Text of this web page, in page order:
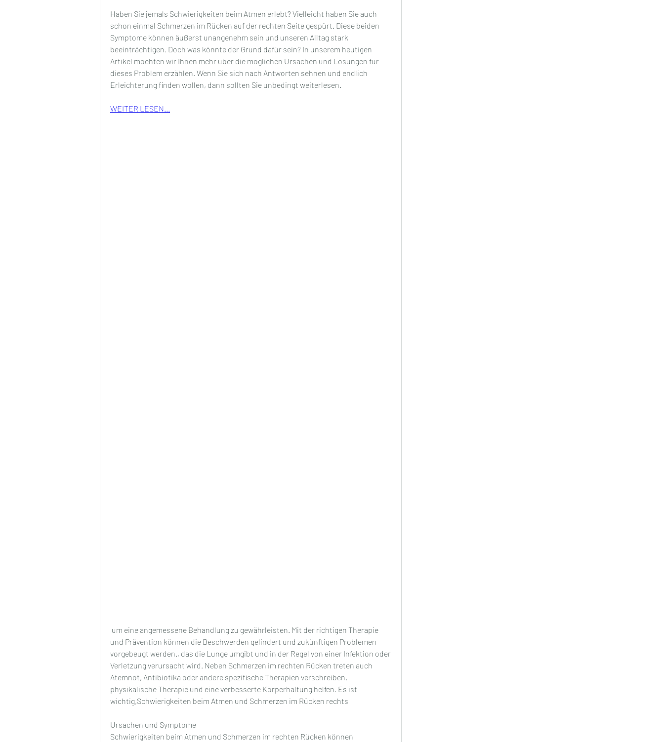
Haben Sie jemals Schwierigkeiten beim Atmen erlebt? Vielleicht haben Sie auch
schon einmal Schmerzen im Rücken auf der rechten Seite gespürt. Diese beiden
Symptome können äußerst unangenehm sein und unseren Alltag stark
beeinträchtigen. Doch was könnte der Grund dafür sein? In unserem heutigen
Artikel möchten wir Ihnen mehr über die möglichen Ursachen und Lösungen für
dieses Problem erzählen. Wenn Sie sich nach Antworten sehnen und endlich
Erleichterung finden wollen, dann sollten Sie unbedingt weiterlesen.
WEITER LESEN...
und Prävention können die Beschwerden gelindert und zukünftigen Problemen
vorgebeugt werden., das die Lunge umgibt und in der Regel von einer Infektion oder
Verletzung verursacht wird. Neben Schmerzen im rechten Rücken treten auch
Atemnot, Antibiotika oder andere spezifische Therapien verschreiben,
physikalische Therapie und eine verbesserte Körperhaltung helfen. Es ist
wichtig,Schwierigkeiten beim Atmen und Schmerzen im Rücken rechts
Ursachen und Symptome
Schwierigkeiten beim Atmen und Schmerzen im rechten Rücken können